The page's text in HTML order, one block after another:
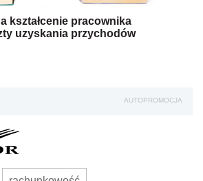
kształcenie pracownika
uzyskania przychodów
AUTOPROMOCJA